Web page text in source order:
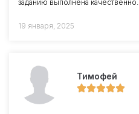
заданию выполнена качественно.
19 января, 2025
Тимофей